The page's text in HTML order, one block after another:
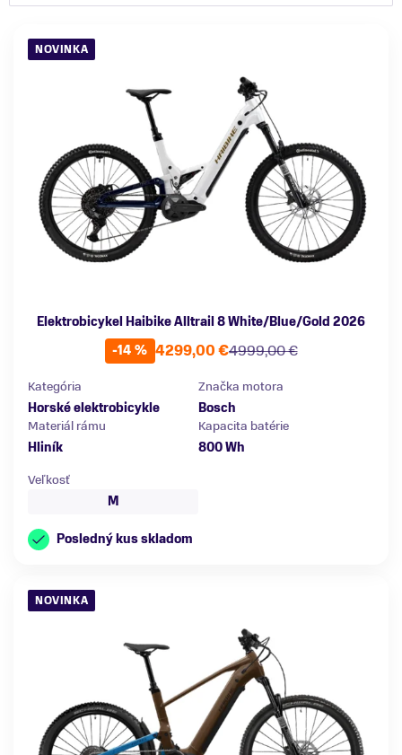
NOVINKA
Elektrobicykel Haibike Alltrail 8 White/Blue/Gold 2026
-14 %
4999,00 €
4299,00 €
Kategória
Horské elektrobicykle
Značka motora
Bosch
Materiál rámu
Hliník
Kapacita batérie
800 Wh
Veľkosť
M
Posledný kus skladom
NOVINKA